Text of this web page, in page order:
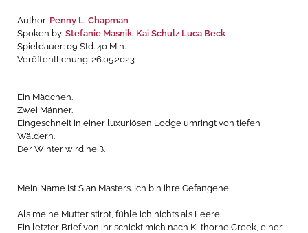
Author: Penny L. Chapman
Spoken by: Stefanie Masnik, Kai Schulz Luca Beck
Spieldauer: 09 Std. 40 Min.
Veröffentlichung: 26.05.2023
Ein Mädchen.
Zwei Männer.
Eingeschneit in einer luxuriösen Lodge umringt von tiefen
Wäldern.
Der Winter wird heiß.
Mein Name ist Sian Masters. Ich bin ihre Gefangene.
Als meine Mutter stirbt, fühle ich nichts als Leere.
Ein letzter Brief von ihr schickt mich nach Kilthorne Creek, einer